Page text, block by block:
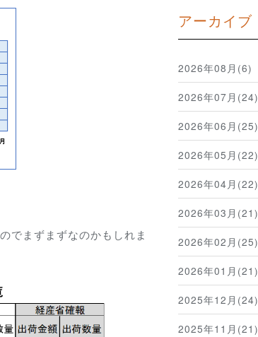
でまずまずなのかもしれま
アーカイブ
2026年08月(6)
2026年07月(24)
2026年06月(25)
2026年05月(22)
2026年04月(22)
2026年03月(21)
2026年02月(25)
2026年01月(21)
2025年12月(24)
2025年11月(21)